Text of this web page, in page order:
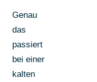
Genau
das
passiert
bei einer
kalten